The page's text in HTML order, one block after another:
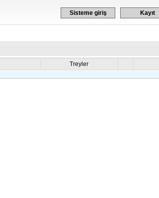
Sisteme giriş Kayıt
Treyler